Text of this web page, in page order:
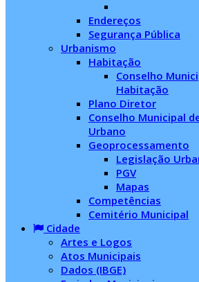
Endereços
Segurança Pública
Urbanismo
Habitação
Conselho
Habitação
Plano Diretor
Conselho Municipal
Urbano
Geoprocessamento
Legislação
PGV
Mapas
Competências
Cemitério Municipal
Cidade
Artes e Logos
Atos Municipais
Dados (IBGE)